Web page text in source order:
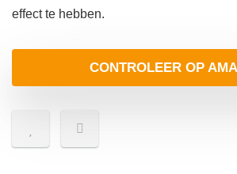
effect te hebben.
CONTROLEER OP